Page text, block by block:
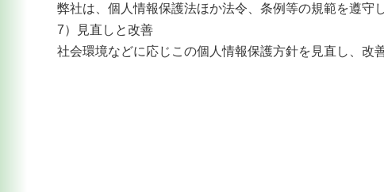
弊社は、個人情報保護法ほか法令、条例等の規範を遵守
7）見直しと改善
社会環境などに応じこの個人情報保護方針を見直し、改